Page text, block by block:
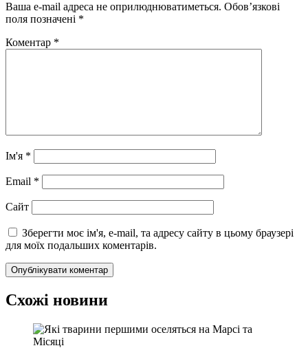
Ваша e-mail адреса не оприлюднюватиметься. Обов’язкові
поля позначені *
Коментар *
Ім'я *
Email *
Сайт
Зберегти моє ім'я, e-mail, та адресу сайту в цьому браузері
для моїх подальших коментарів.
Схожі новини